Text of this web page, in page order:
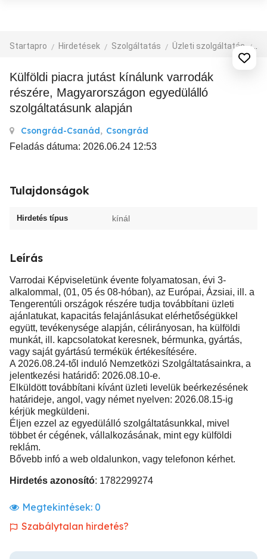
Startapro Hirdetések Szolgáltatás Üzleti szolgáltatás
Külföldi piacra jutást kínálunk varrodák
részére, Magyarországon egyedülálló
szolgáltatásunk alapján
Csongrád-Csanád, Csongrád
Feladás dátuma: 2026.06.24 12:53
Tulajdonságok
Hirdetés típus kínál
Leírás
Varrodai Képviseletünk évente folyamatosan, évi 3-
alkalommal, (01, 05 és 08-hóban), az Európai, Ázsiai, ill. a
Tengerentúli országok részére tudja továbbítani üzleti
ajánlatukat, kapacitás felajánlásukat elérhetőségükkel
együtt, tevékenysége alapján, célirányosan, ha külföldi
munkát, ill. kapcsolatokat keresnek, bérmunka, gyártás,
vagy saját gyártású termékük értékesítésére.
A 2026.08.24-től induló Nemzetközi Szolgáltatásainkra, a
jelentkezési határidő: 2026.08.10-e.
Elküldött továbbítani kívánt üzleti levelük beérkezésének
határideje, angol, vagy német nyelven: 2026.08.15-ig
kérjük megküldeni.
Éljen ezzel az egyedülálló szolgáltatásunkkal, mivel
többet ér cégének, vállalkozásának, mint egy külföldi
reklám.
Bővebb infó a web oldalunkon, vagy telefonon kérhet.
Hirdetés azonosító: 1782299274
Megtekintések: 0
Szabálytalan hirdetés?